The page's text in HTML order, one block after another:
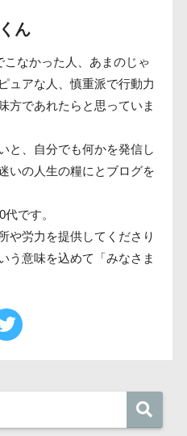
ん
なかった人、あまのじゃ
ュアな人、慎重派で行動力
方であれたらと思っていま
と、自分でも何かを発信し
いの人生の糧にとブログを
です。
や労力を提供してくださり
う意味を込めて「みなさま